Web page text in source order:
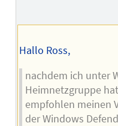
Hallo Ross,
nachdem ich unter
Heimnetzgruppe
empfohlen meinen
der Windows